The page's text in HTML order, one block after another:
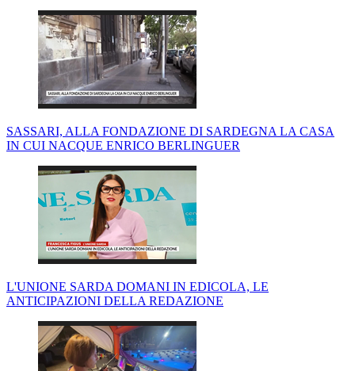
SASSARI, ALLA FONDAZIONE DI SARDEGNA LA CASA
IN CUI NACQUE ENRICO BERLINGUER
L'UNIONE SARDA DOMANI IN EDICOLA, LE
ANTICIPAZIONI DELLA REDAZIONE